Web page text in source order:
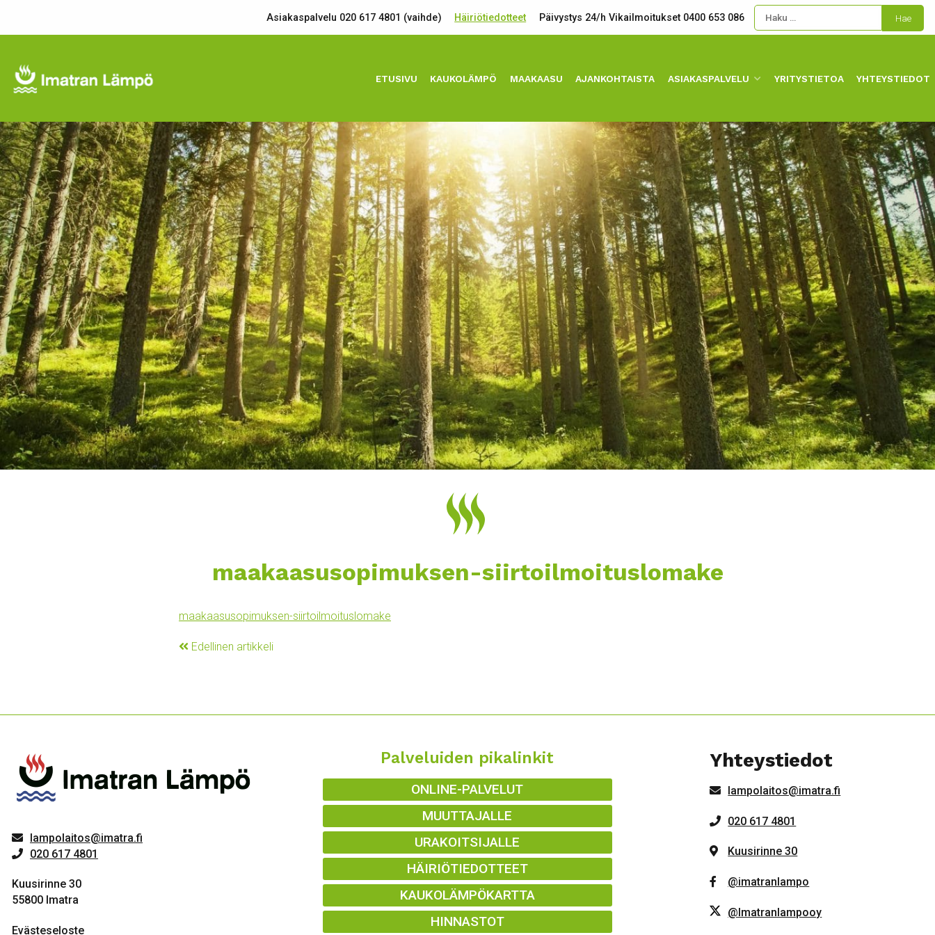
Asiakaspalvelu 020 617 4801 (vaihde) Häiriötiedotteet Päivystys 24/h Vikailmoitukset 0400 653 086
ETUSIVU KAUKOLÄMPÖ MAAKAASU AJANKOHTAISTA ASIAKASPALVELU YRITYSTIETOA YHTEYSTIEDOT
maakaasusopimuksen-siirtoilmoituslomake
maakaasusopimuksen-siirtoilmoituslomake
Edellinen artikkeli
lampolaitos@imatra.fi
020 617 4801
Kuusirinne 30
55800 Imatra
Evästeseloste
Palveluiden pikalinkit
ONLINE-PALVELUT
MUUTTAJALLE
URAKOITSIJALLE
HÄIRIÖTIEDOTTEET
KAUKOLÄMPÖKARTTA
HINNASTOT
Yhteystiedot
lampolaitos@imatra.fi
020 617 4801
Kuusirinne 30
@imatranlampo
@Imatranlampooy